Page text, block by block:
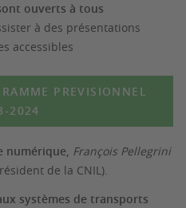
ouverts à tous
à des présentations
accessibles
PREVISIONNEL
2024
numérique, François Pellegrini
de la CNIL).
systèmes de transports